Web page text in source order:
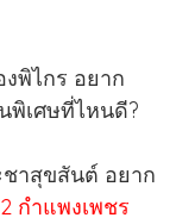
พิไกร อยาก
พิเศษที่ไหนดี?
ชาสุขสันต์ อยาก
กำแพงเพชร